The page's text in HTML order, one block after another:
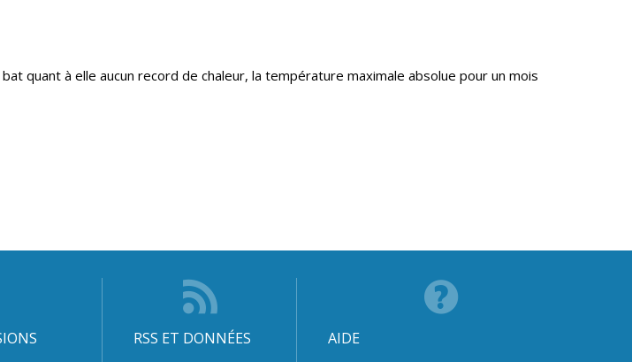
quant à elle aucun record de chaleur, la température maximale absolue pour un mois
RSS ET DONNÉES AIDE